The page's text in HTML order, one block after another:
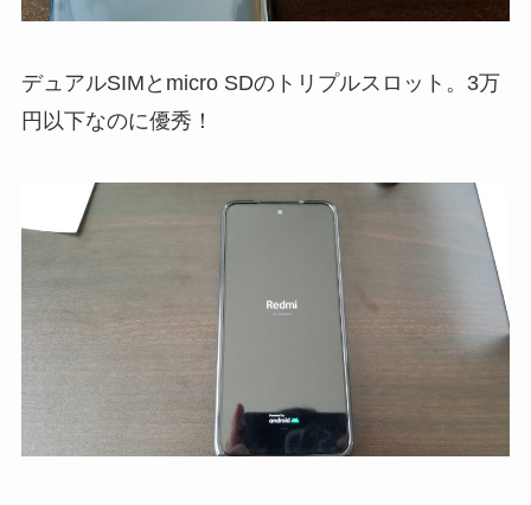
デュアルSIMとmicro SDのトリプルスロット。3万
円以下なのに優秀！